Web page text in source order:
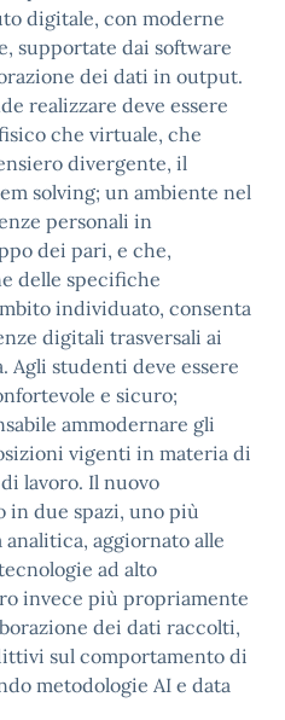
digitale, con moderne
supportate dai software
dei dati in output.
realizzare deve essere
che virtuale, che
divergente, il
solving; un ambiente nel
personali in
dei pari, e che,
delle specifiche
individuato, consenta
digitali trasversali ai
Agli studenti deve essere
e sicuro;
ammodernare gli
vigenti in materia di
lavoro. Il nuovo
in due spazi, uno più
aggiornato alle
ad alto
invece più propriamente
dei dati raccolti,
sul comportamento di
metodologie AI e data